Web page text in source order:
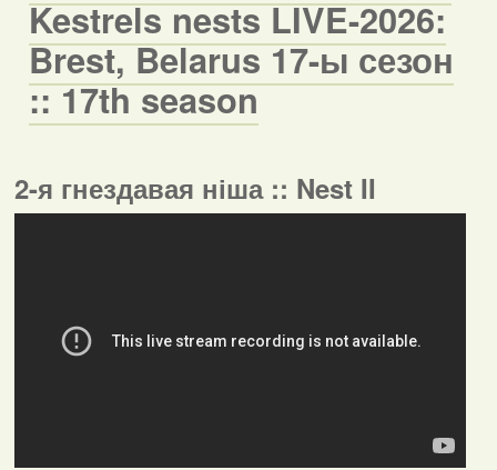
Kestrels nests LIVE-2026:
Brest, Belarus 17-ы сезон
:: 17th season
2-я гнездавая ніша :: Nest II